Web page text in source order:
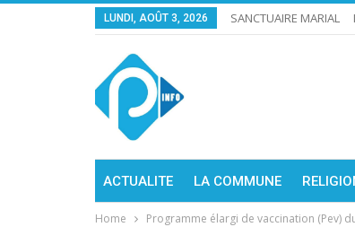
LUNDI, AOÛT 3, 2026 SANCTUAIRE MARIAL
ACTUALITE LA COMMUNE
Home Programme élargi de vaccination (Pev)